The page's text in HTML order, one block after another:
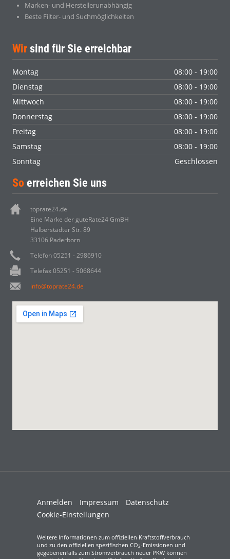
Marken- und Herstellerunabhängig
Beste Filter- und Suchmöglichkeiten
Wir sind für Sie erreichbar
Montag
08:00 - 19:00
Dienstag
08:00 - 19:00
Mittwoch
08:00 - 19:00
Donnerstag
08:00 - 19:00
Freitag
08:00 - 19:00
Samstag
08:00 - 19:00
Sonntag
Geschlossen
So erreichen Sie uns
toprate24.de
Eine Marke der guteRate24 GmBH
Halberstädter Str. 89
33106 Paderborn
Telefon 05251 - 2986910
Telefax 05251 - 5068644
info@toprate24.de
Anmelden Impressum
Datenschutz
Cookie-Einstellungen
Weitere Informationen zum offiziellen Kraftstoffverbrauch
und zu den offiziellen spezifischen CO2-Emissionen und
gegebenenfalls zum Stromverbrauch neuer PKW können